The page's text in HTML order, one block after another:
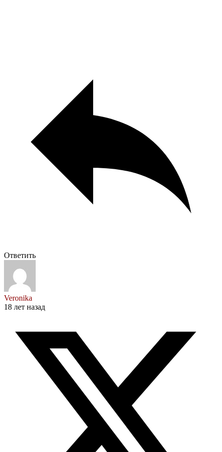
Ответить
Veronika
18 лет назад